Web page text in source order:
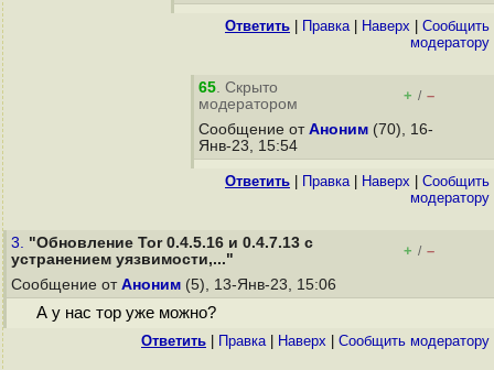
Ответить Правка| Наверх
Cообщить
модератору
65. Скрыто
модератором
+ / –
Сообщение от Аноним (70), 16-
Янв-23, 15:54
Ответить Правка| Наверх
Cообщить
модератору
3. "Обновление Tor 0.4.5.16 и 0.4.7.13 с
устранением уязвимости,..."
+ / –
Сообщение от Аноним (5), 13-Янв-23, 15:06
А у нас тор уже можно?
Ответить Правка| Наверх Cообщить модератору